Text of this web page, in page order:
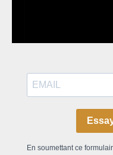
En soumettant ce